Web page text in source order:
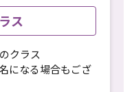
ス
クラス
になる場合もござ